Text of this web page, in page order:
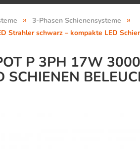
» 3-Phasen Schienensysteme »
Strahler schwarz – kompakte LED
P 3PH 17W
SCHIENEN